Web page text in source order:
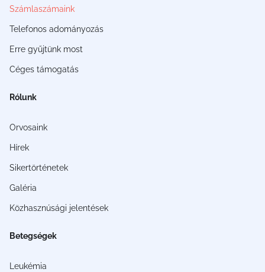
Számlaszámaink
Telefonos adományozás
Erre gyűjtünk most
Céges támogatás
Rólunk
Orvosaink
Hírek
Sikertörténetek
Galéria
Közhasznúsági jelentések
Betegségek
Leukémia